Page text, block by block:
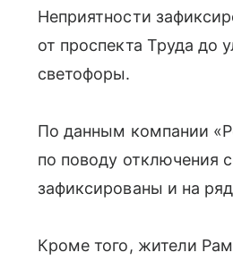
Неприятности
от проспекта Труда до
светофоры.
По данным компании
по поводу отключения
зафиксированы и на
Кроме того, жители